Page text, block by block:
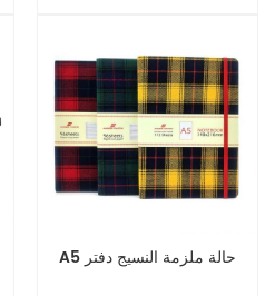
A5 حالة ملزمة النسيج دفتر